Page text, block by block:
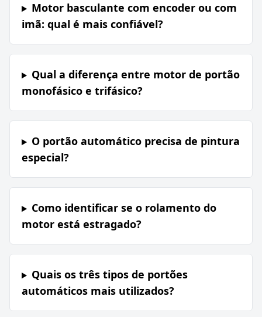
Motor basculante com encoder ou com
imã: qual é mais confiável?
Qual a diferença entre motor de portão
monofásico e trifásico?
O portão automático precisa de pintura
especial?
Como identificar se o rolamento do
motor está estragado?
Quais os três tipos de portões
automáticos mais utilizados?